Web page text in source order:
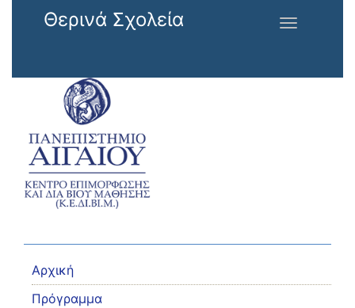
Παράκαμψη προς το κυρίως περιεχόμενο
Θερινά Σχολεία
Toggle
Αρχική
Πρόγραμμα